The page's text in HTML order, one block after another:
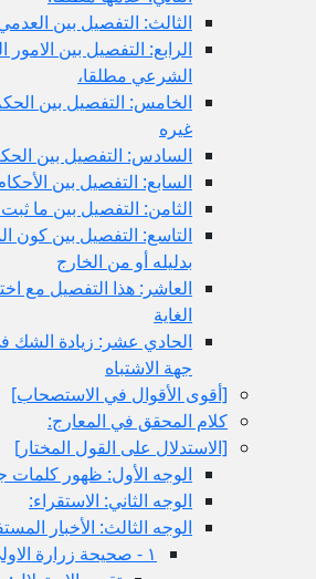
الثالث: التفصيل بين
الرابع: التفصيل بين
الشرعي مطلقا،
الخامس: التفصيل بين
غيره
السادس: التفصيل بين
السابع: التفصيل بين
الثامن: التفصيل بين ما
التاسع: التفصيل بين
بدليله أو من الخارج
العاشر: هذا التفصيل مع
الغاية
الحادي عشر: زيادة الشك
جهة الاشتباه
[أقوى الأقوال في الاستصحاب‏]
كلام المحقق في المعارج:
[الاستدلال على القول المختار]
الوجه الأول: ظهور كلمات
الوجه الثاني: الاستقراء:
الوجه الثالث: الأخبار
١ - صحيحة زرارة الاولى: